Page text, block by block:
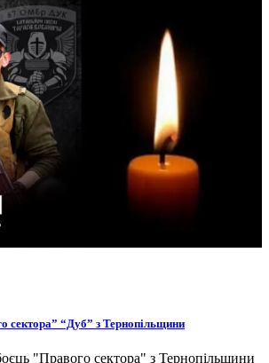
сектора” “Дуб” з Тернопільщини
"Правого сектора" з Тернопільщини